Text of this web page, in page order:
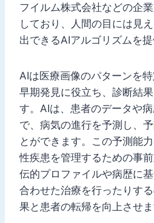
フイルム株式会社などの企
しており、人間の目には見
出できるAIアルゴリズムを提
AIは医療画像のパターンを
早期発見に役立ち、診断結
す。AIは、患者のデータや
で、病気の進行を予測し、
とができます。この予測能
性疾患を管理するための事
伝的プロファイルや病歴に
合わせた治療を行ったりす
果と患者の転帰を向上させま